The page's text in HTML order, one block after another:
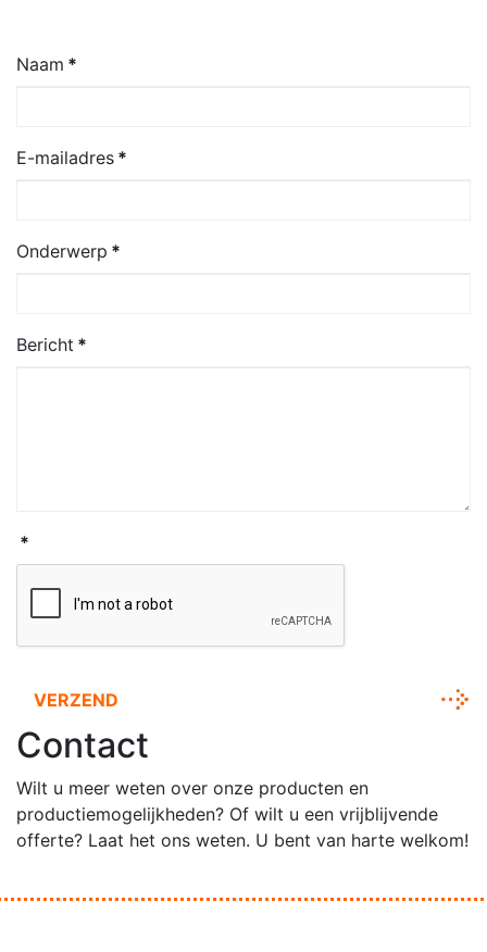
Naam *
E-mailadres *
Onderwerp *
Bericht *
*
VERZEND
Contact
Wilt u meer weten over onze producten en
productiemogelijkheden? Of wilt u een vrijblijvende
offerte? Laat het ons weten. U bent van harte welkom!